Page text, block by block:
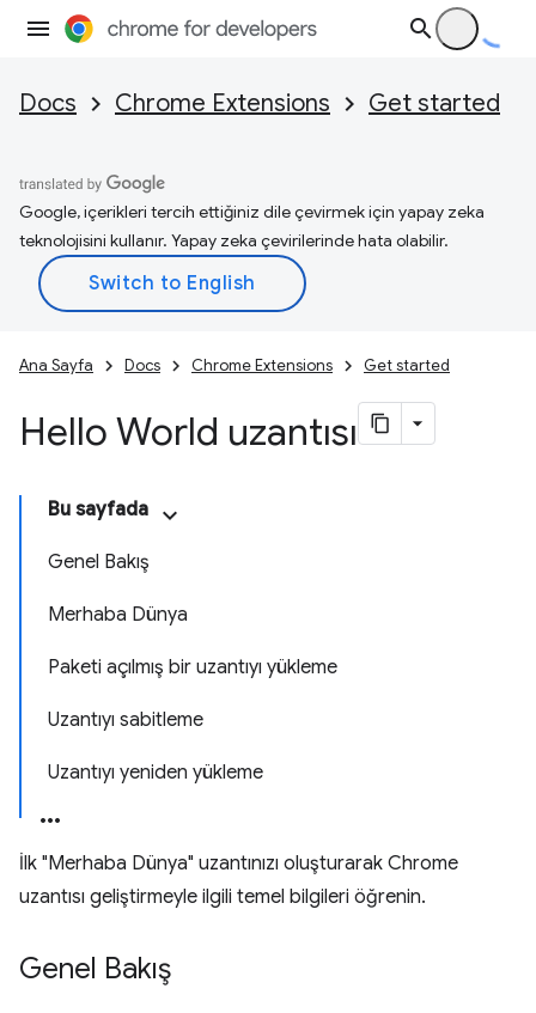
Docs Chrome Extensions Get started
Google, içerikleri tercih ettiğiniz dile çevirmek için yapay zeka
teknolojisini kullanır. Yapay zeka çevirilerinde hata olabilir.
Ana Sayfa Docs Chrome Extensions Get started
Hello World uzantısı
Bu sayfada
Genel Bakış
Merhaba Dünya
Paketi açılmış bir uzantıyı yükleme
Uzantıyı sabitleme
Uzantıyı yeniden yükleme
İlk "Merhaba Dünya" uzantınızı oluşturarak Chrome
uzantısı geliştirmeyle ilgili temel bilgileri öğrenin.
Genel Bakış